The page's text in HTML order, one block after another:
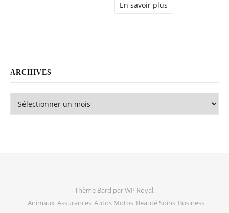
En savoir plus
ARCHIVES
Thème Bard parWP Royal.
Animaux Assurances Autos Motos Beauté Soins Business